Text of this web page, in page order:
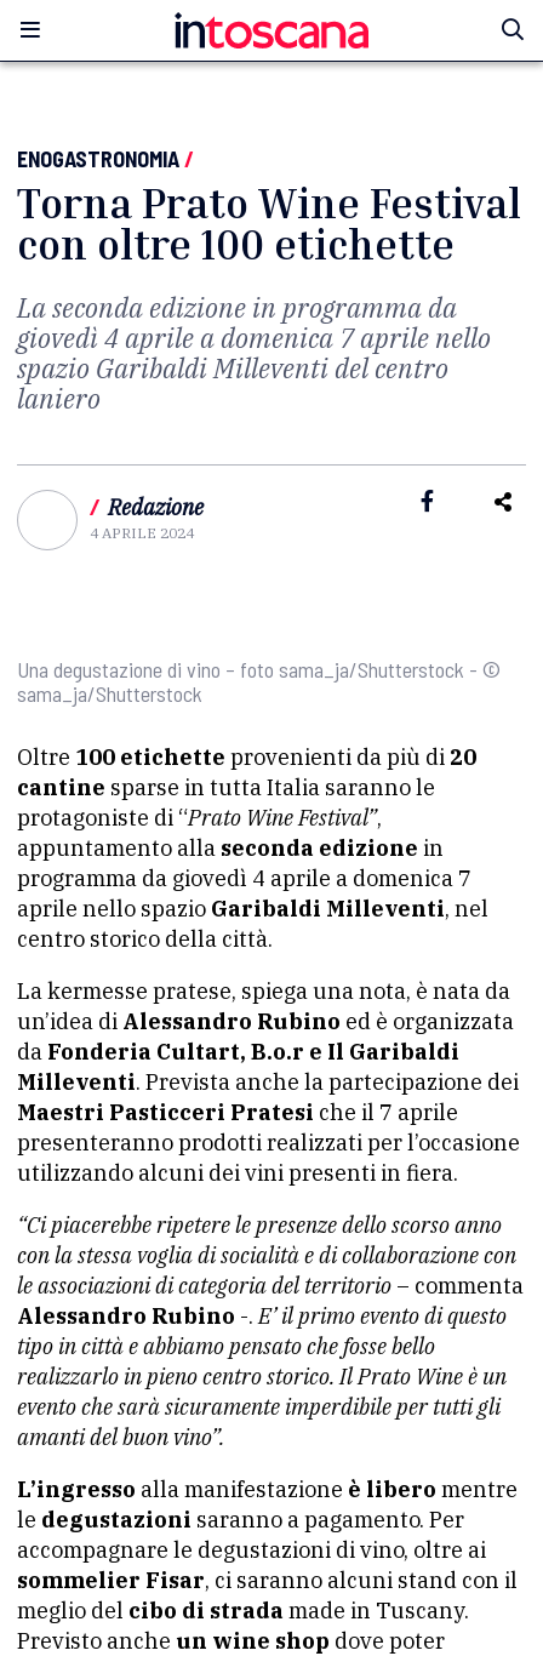
ENOGASTRONOMIA/
Torna Prato Wine Festival
con oltre 100 etichette
La seconda edizione in programma da
giovedì 4 aprile a domenica 7 aprile nello
spazio Garibaldi Milleventi del centro
laniero
/ Redazione
4 APRILE 2024
Una degustazione di vino – foto sama_ja/Shutterstock - ©
sama_ja/Shutterstock
Oltre 100 etichette provenienti da più di 20
cantine sparse in tutta Italia saranno le
protagoniste di “Prato Wine Festival”,
appuntamento alla seconda edizione in
programma da giovedì 4 aprile a domenica 7
aprile nello spazio Garibaldi Milleventi, nel
centro storico della città.
La kermesse pratese, spiega una nota, è nata da
un’idea di Alessandro Rubino ed è organizzata
da Fonderia Cultart, B.o.r e Il Garibaldi
Milleventi. Prevista anche la partecipazione dei
Maestri Pasticceri Pratesi che il 7 aprile
presenteranno prodotti realizzati per l’occasione
utilizzando alcuni dei vini presenti in fiera.
“Ci piacerebbe ripetere le presenze dello scorso anno
con la stessa voglia di socialità e di collaborazione con
le associazioni di categoria del territorio – commenta
Alessandro Rubino -.E’ il primo evento di questo
tipo in città e abbiamo pensato che fosse bello
realizzarlo in pieno centro storico. Il Prato Wine è un
evento che sarà sicuramente imperdibile per tutti gli
amanti del buon vino”.
L’ingresso alla manifestazione è libero mentre
le degustazioni saranno a pagamento. Per
accompagnare le degustazioni di vino, oltre ai
sommelier Fisar, ci saranno alcuni stand con il
meglio del cibo di strada made in Tuscany.
Previsto anche un wine shop dove poter